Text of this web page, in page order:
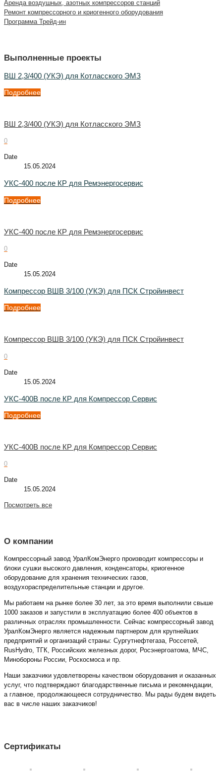
Аренда воздушных, азотных компрессоров станций
Ремонт компрессорного и криогенного оборудования
Программа Трейд-ин
Выполненные проекты
ВШ 2,3/400 (УКЭ) для Котласского ЭМЗ
Подробнее
ВШ 2,3/400 (УКЭ) для Котласского ЭМЗ
0
Date
15.05.2024
УКС-400 после КР для Ремэнергосервис
Подробнее
УКС-400 после КР для Ремэнергосервис
0
Date
15.05.2024
Компрессор ВШВ 3/100 (УКЭ) для ПСК Стройинвест
Подробнее
Компрессор ВШВ 3/100 (УКЭ) для ПСК Стройинвест
0
Date
15.05.2024
УКС-400В после КР для Компрессор Сервис
Подробнее
УКС-400В после КР для Компрессор Сервис
0
Date
15.05.2024
Посмотреть все
О компании
Компрессорный завод УралКомЭнерго производит компрессоры и
блоки сушки высокого давления, конденсаторы, криогенное
оборудование для хранения технических газов,
воздухораспределительные станции и другое.
Мы работаем на рынке более 30 лет, за это время выполнили свыше
1000 заказов и запустили в эксплуатацию более 400 объектов в
различных отраслях промышленности. Сейчас компрессорный завод
УралКомЭнерго является надежным партнером для крупнейших
предприятий и организаций страны: Сургутнефтегаза, Россетей,
RusHydro, ТГК, Российских железных дорог, Росэнергоатома, МЧС,
Минобороны России, Роскосмоса и пр.
Наши заказчики удовлетворены качеством оборудования и оказанных
услуг, что подтверждают благодарственные письма и рекомендации,
а главное, продолжающееся сотрудничество. Мы рады будем видеть
вас в числе наших заказчиков!
Сертификаты